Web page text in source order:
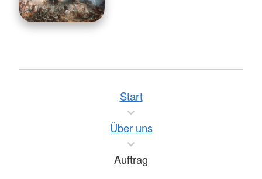
Start
Über uns
Auftrag